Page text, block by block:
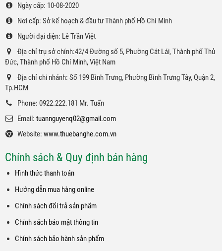
Ngày cấp: 10-08-2020
Nơi cấp: Sở kế hoạch & đầu tư Thành phố Hồ Chí Minh
Người đại diện: Lê Trần Việt
Địa chỉ trụ sở chính:42/4 Đường số 5, Phường Cát Lái, Thành phố Thủ
Đức, Thành phố Hồ Chí Minh, Việt Nam
Địa chỉ chi nhánh: Số 199 Bình Trưng, Phường Bình Trưng Tây, Quận 2,
Tp.HCM
Phone: 0922.222.181 Mr. Tuấn
Email: tuannguyenq02@gmail.com
Website: www.thuebanghe.com.vn
Chính sách & Quy định bán hàng
Hình thức thanh toán
Hướng dẫn mua hàng online
Chính sách đổi trả sản phẩm
Chỉnh sách bảo mật thông tin
Chính sách bảo hành sản phẩm